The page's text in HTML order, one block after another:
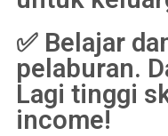
✅ Belajar
pelaburan.
Lagi tinggi
income!